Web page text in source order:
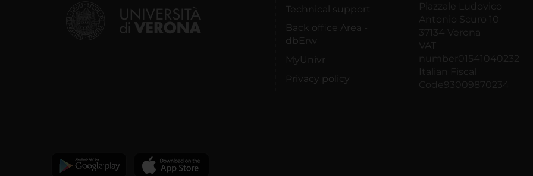
Technical support
Back office Area -
dbErw
MyUnivr
Privacy policy
Piazzale Ludovico
Antonio Scuro 10
37134 Verona
VAT
number01541040232
Italian Fiscal
Code93009870234